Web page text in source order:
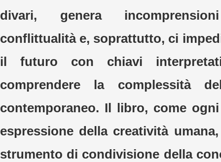
divari, genera
conflittualità e, soprattutto, ci
il futuro con chiavi
comprendere la complessità
contemporaneo. Il libro, come
espressione della creatività
strumento di condivisione della